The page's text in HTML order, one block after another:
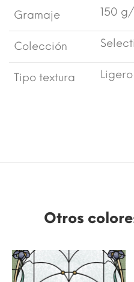
Gramaje 150
Colección
Tipo textura
Otros